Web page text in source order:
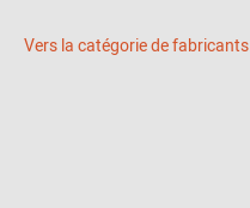
Vers la catégorie de fabricants